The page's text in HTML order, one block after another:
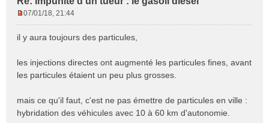
s
a
g
n
07/01/18, 21:44
il y aura toujours des particules,
les injections directes ont augmenté les particules fines, avant
les particules étaient un peu plus grosses.
mais ce qu'il faut, c'est ne pas émettre de particules en ville :
hybridation des véhicules avec 10 à 60 km d'autonomie.